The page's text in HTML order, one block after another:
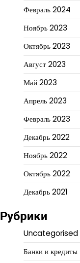
Февраль 2024
Ноябрь 2023
Октябрь 2023
Август 2023
Май 2023
Апрель 2023
Февраль 2023
Декабрь 2022
Ноябрь 2022
Октябрь 2022
Декабрь 2021
Рубрики
Uncategorised
Банки и кредиты